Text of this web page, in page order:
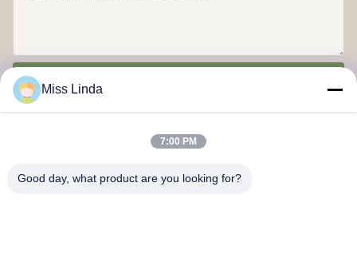
Miss Linda
7:00 PM
Good day, what product are you looking for?